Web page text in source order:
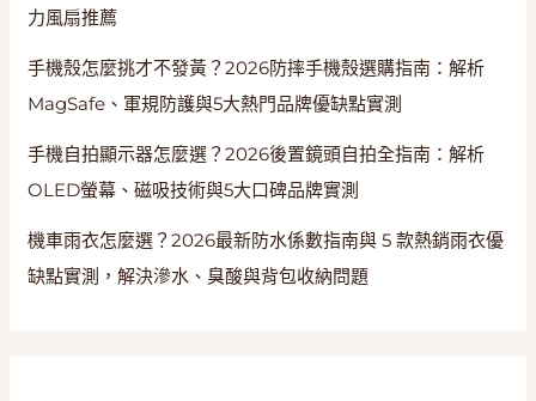
鍵
力風扇推薦
手機殼怎麼挑才不發黃？2026防摔手機殼選購指南：解析
MagSafe、軍規防護與5大熱門品牌優缺點實測
手機自拍顯示器怎麼選？2026後置鏡頭自拍全指南：解析
OLED螢幕、磁吸技術與5大口碑品牌實測
機車雨衣怎麼選？2026最新防水係數指南與 5 款熱銷雨衣優
缺點實測，解決滲水、臭酸與背包收納問題